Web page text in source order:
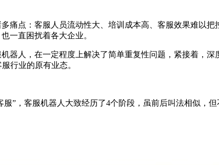
点：客服人员流动性大、培训成本高、客服效果难以把
一直困扰着各大企业。
人，在一定程度上解决了简单重复性问题，紧接着，深
行业的原有业态。
，客服机器人大致经历了4个阶段，虽前后叫法相似，但